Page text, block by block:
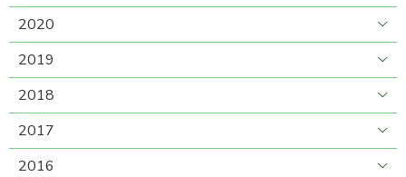
2020
2019
2018
2017
2016